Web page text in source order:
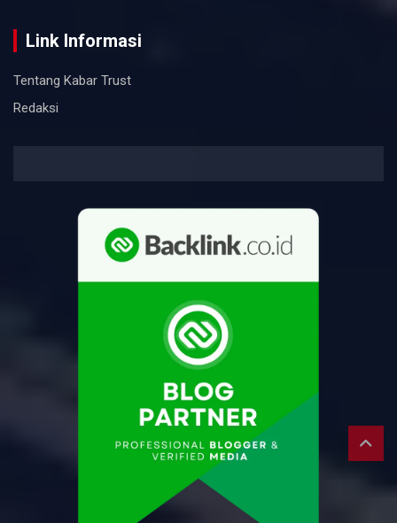
Link Informasi
Tentang Kabar Trust
Redaksi